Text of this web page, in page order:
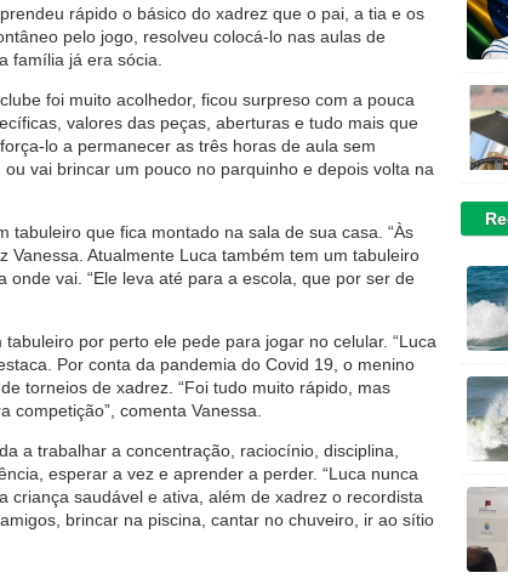
rápido o básico do xadrez que o pai, a tia e os
pelo jogo, resolveu colocá-lo nas aulas de
família já era sócia.
foi muito acolhedor, ficou surpreso com a pouca
valores das peças, aberturas e tudo mais que
lo a permanecer as três horas de aula sem
vai brincar um pouco no parquinho e depois volta na
tabuleiro que fica montado na sala de sua casa. “Às
Vanessa. Atualmente Luca também tem um tabuleiro
vai. “Ele leva até para a escola, que por ser de
por perto ele pede para jogar no celular. “Luca
Por conta da pandemia do Covid 19, o menino
torneios de xadrez. “Foi tudo muito rápido, mas
comenta Vanessa.
a trabalhar a concentração, raciocínio, disciplina,
esperar a vez e aprender a perder. “Luca nunca
criança saudável e ativa, além de xadrez o recordista
brincar na piscina, cantar no chuveiro, ir ao sítio